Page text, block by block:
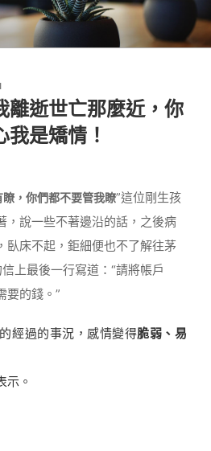
離逝世亡那麼近，你
是矯情！
瞭，你們都不要管我瞭”這位剛生孩
，說一些不著邊沿的話，之後病
臥床不起，鉅細便也不了解往茅
上最後一行寫道：“請將帳戶
要的錢。”
經過的事況，感情變得脆弱、易
示。